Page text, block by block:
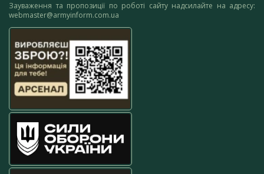
Зауваження та пропозиції по роботі сайту надсилайте на адресу:
webmaster@armyinform.com.ua